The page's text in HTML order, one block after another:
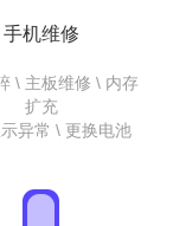
手机维修
\ 主板维修 \ 内存
扩充
异常 \ 更换电池